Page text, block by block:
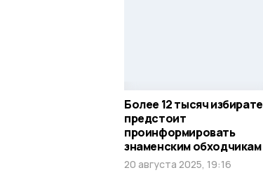
Более 12 тысяч
предстоит
проинформировать
знаменским обходчикам
20 августа 2025, 19:16